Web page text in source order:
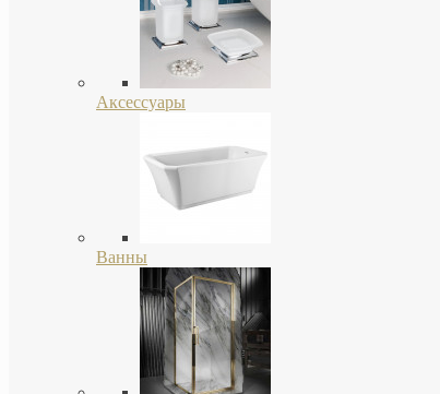
Аксессуары
Ванны